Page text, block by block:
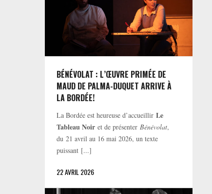
BÉNÉVOLAT : L’ŒUVRE PRIMÉE DE
MAUD DE PALMA-DUQUET ARRIVE À
LA BORDÉE!
La Bordée est heureuse d’accueillirLe
Tableau Noir et de présenterBénévolat,
du 21 avril au 16 mai 2026, un texte
puissant [...]
22 AVRIL 2026